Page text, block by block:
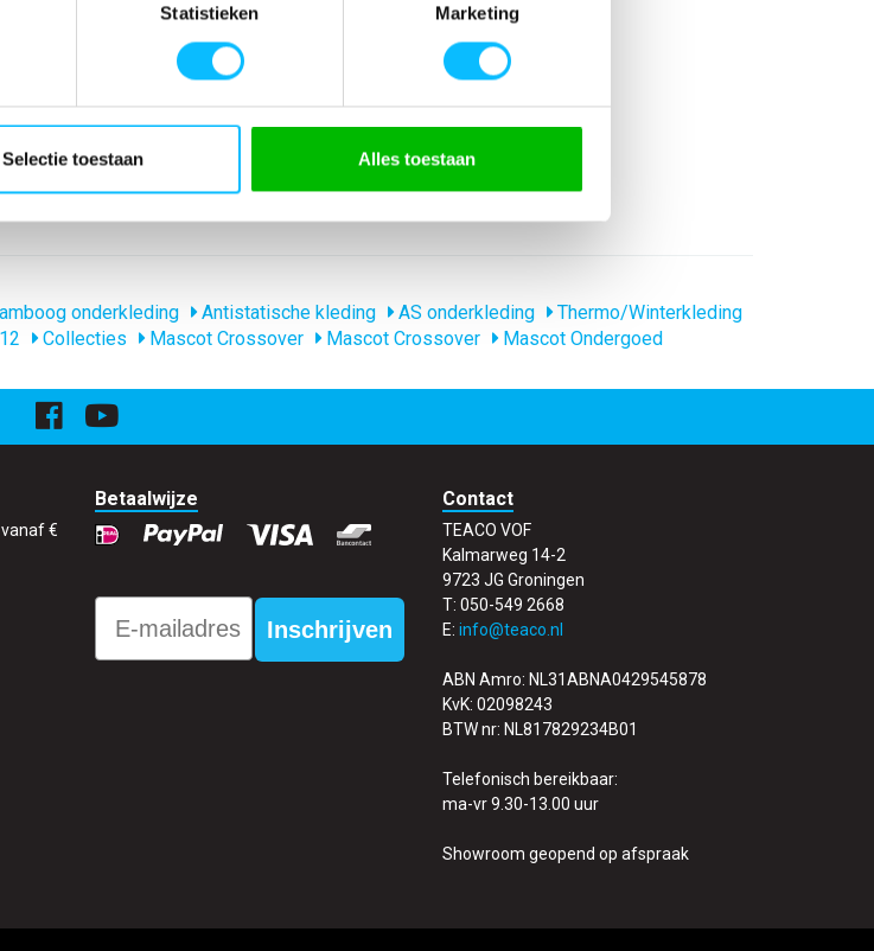
Statistieken Marketing
Selectie toestaan Alles toestaan
60% modacryl/39% katoen/1% koolstofvezel
EN 1149 EN ISO 11612 EN 61482
Acryl Katoen Koolstofvezel
Mascot
Mascot Crossover
onderkleding Antistatische kleding AS onderkleding
Thermo/Winterkleding
Collecties Mascot Crossover Mascot Crossover Mascot Ondergoed
€
Betaalwijze
Email
Inschrijven
Contact
TEACO VOF
Kalmarweg 14-2
9723 JG Groningen
T: 050-549 2668
E: info@teaco.nl
ABN Amro: NL31ABNA0429545878
KvK: 02098243
BTW nr: NL817829234B01
Telefonisch bereikbaar:
ma-vr 9.30-13.00 uur
Showroom geopend op afspraak